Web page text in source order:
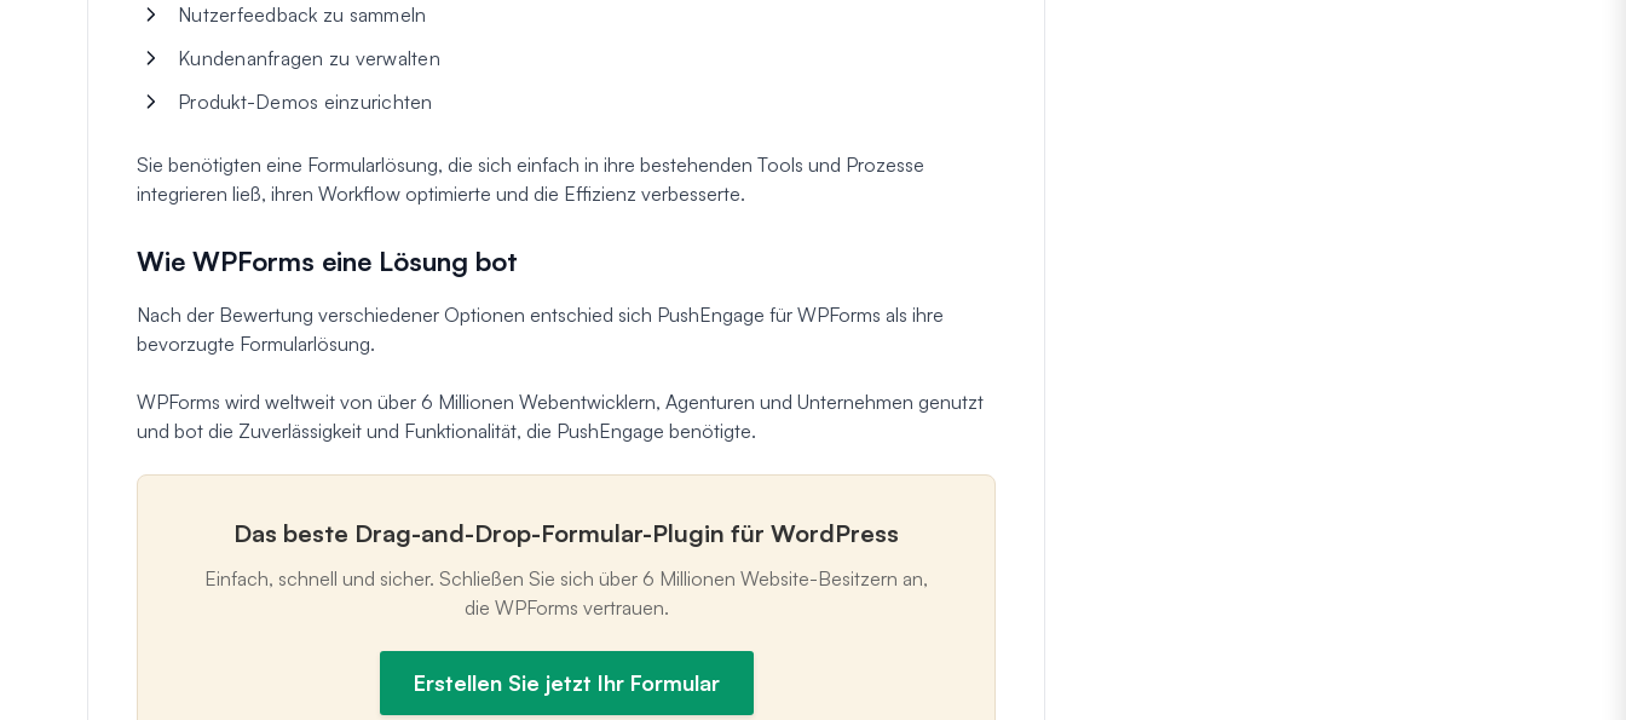
Nutzerfeedback zu sammeln
Kundenanfragen zu verwalten
Produkt-Demos einzurichten
Sie benötigten eine Formularlösung, die sich einfach in ihre bestehenden Tools und Prozesse
integrieren ließ, ihren Workflow optimierte und die Effizienz verbesserte.
Wie WPForms eine Lösung bot
Nach der Bewertung verschiedener Optionen entschied sich PushEngage für WPForms als ihre
bevorzugte Formularlösung.
WPForms wird weltweit von über 6 Millionen Webentwicklern, Agenturen und Unternehmen genutzt
und bot die Zuverlässigkeit und Funktionalität, die PushEngage benötigte.
Das beste Drag-and-Drop-Formular-Plugin für WordPress
Einfach, schnell und sicher. Schließen Sie sich über 6 Millionen Website-Besitzern an,
die WPForms vertrauen.
Erstellen Sie jetzt Ihr Formular